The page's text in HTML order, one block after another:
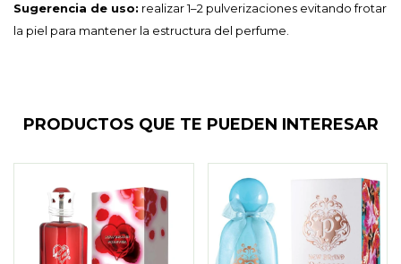
Sugerencia de uso: realizar 1–2 pulverizaciones evitando frotar
la piel para mantener la estructura del perfume.
PRODUCTOS QUE TE PUEDEN INTERESAR